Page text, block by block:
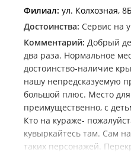
5000 в сутки!!!! Поверьте
у меня есть все
трамвпунка. Охранник
Разговаривал не внятно
отреагировать на моё
по телефону . Номер на
раз долбаный, море и
Филиал: ул. Колхозная, 8Б
Достоинства: Сервис на
Комментарий: Добрый
два раза. Нормальное
достоинство-наличие
нашу непредсказуемую
большой плюс. Место для
преимущественно, с
Кто на кураже-
кувыркайтесь там. Сам
таких персонажей.